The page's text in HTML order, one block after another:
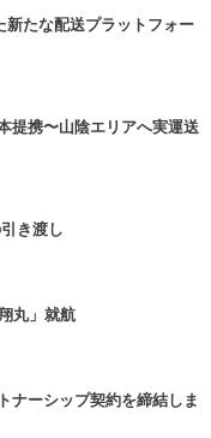
たな配送プラットフォー
提携〜山陰エリアへ実運送
き渡し
丸」就航
ナーシップ契約を締結しま